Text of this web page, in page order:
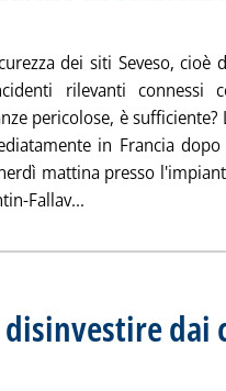
dei siti Seveso,
rilevanti connessi
pericolose, è
in Francia
mattina presso
Fallav...
disinvestire
religiose anglo-americane
alle 9.47.